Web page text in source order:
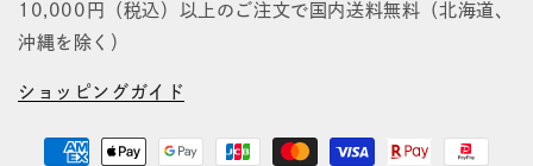
10,000円（税込）以上のご注文で国内送料無料（北海道、
沖縄を除く）
ショッピングガイド